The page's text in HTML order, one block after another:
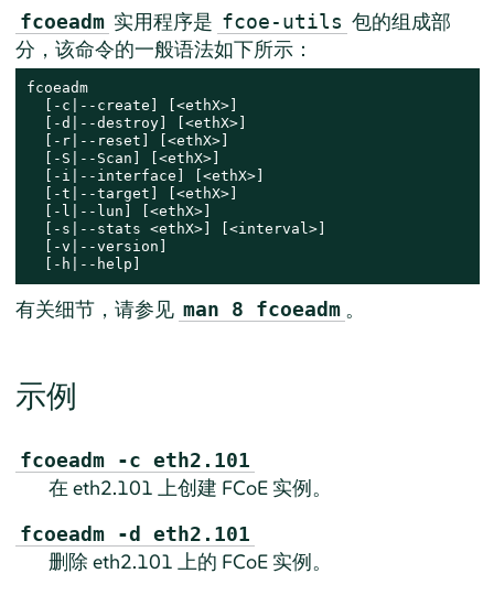
fcoeadm 实用程序是 fcoe-utils 包的组成部
分，该命令的一般语法如下所示：
fcoeadm
  [-c|--create] [<ethX>]
  [-d|--destroy] [<ethX>]
  [-r|--reset] [<ethX>]
  [-S|--Scan] [<ethX>]
  [-i|--interface] [<ethX>]
  [-t|--target] [<ethX>]
  [-l|--lun] [<ethX>]
  [-s|--stats <ethX>] [<interval>]
  [-v|--version]
  [-h|--help]
有关细节，请参见 man 8 fcoeadm 。
示例
fcoeadm -c eth2.101
在 eth2.101 上创建 FCoE 实例。
fcoeadm -d eth2.101
删除 eth2.101 上的 FCoE 实例。